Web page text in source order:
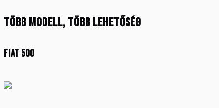
Több modell, több lehetőség
Fiat 500